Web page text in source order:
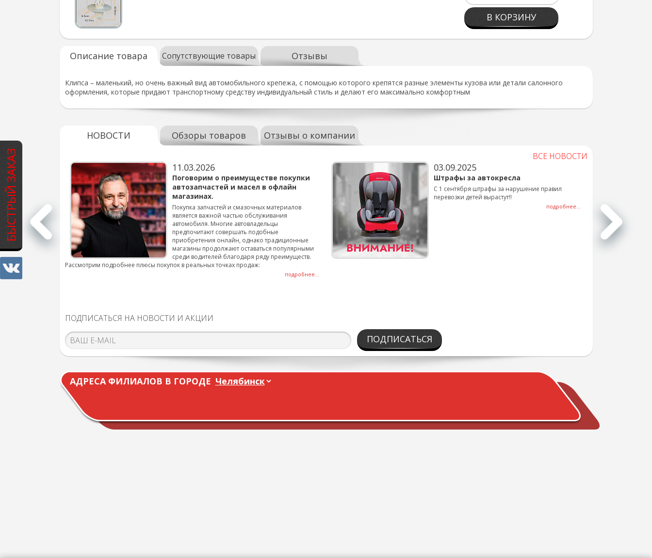
БЫСТРЫЙ ЗАКАЗ
В КОРЗИНУ
Описание товара Сопутствующие товары Отзывы
Клипса – маленький, но очень важный вид автомобильного крепежа, с помощью которого крепятся разные элементы кузова или детали салонного
оформления, которые придают транспортному средству индивидуальный стиль и делают его максимально комфортным
НОВОСТИ Обзоры товаров Отзывы о компании
ВСЕ НОВОСТИ
для
смены шин на
подробнее...
11.03.2026
Поговорим о преимуществе покупки
автозапчастей и масел в офлайн
магазинах.
Покупка запчастей и смазочных материалов
является важной частью обслуживания
автомобиля. Многие автовладельцы
предпочитают совершать подобные
приобретения онлайн, однако традиционные
магазины продолжают оставаться популярными
среди водителей благодаря ряду преимуществ.
Рассмотрим подробнее плюсы покупок в реальных точках продаж:
подробнее...
03.09.2025
Штрафы за автокресла
С 1 сентября штрафы за нарушение правил
перевозки детей вырастут!!
подробнее...
ПОДПИСАТЬСЯ НА НОВОСТИ И АКЦИИ
ПОДПИСАТЬСЯ
АДРЕСА ФИЛИАЛОВ В ГОРОДЕ